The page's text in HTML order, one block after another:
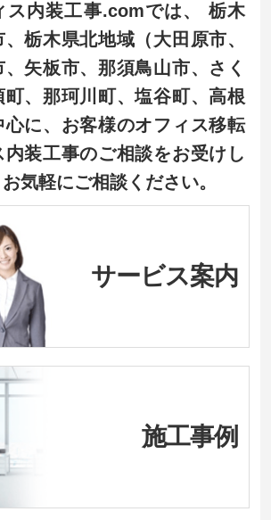
ス内装工事.comでは、 栃木
栃木県北地域（大田原市、
矢板市、那須鳥山市、さく
町、那珂川町、塩谷町、高根
心に、お客様のオフィス移転
装工事のご相談をお受けし
気軽にご相談ください。
サービス案内
施工事例